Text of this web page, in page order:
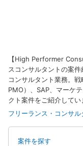
【High Performer
スコンサルタントの案
コンサルタント業務。
PMO）、SAP、マーケ
クト案件をご紹介してい
フリーランス・コンサ
案件を探す